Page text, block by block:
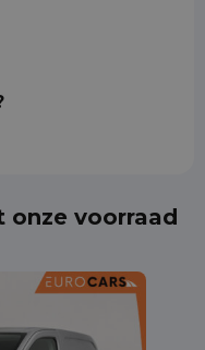
onze voorraad